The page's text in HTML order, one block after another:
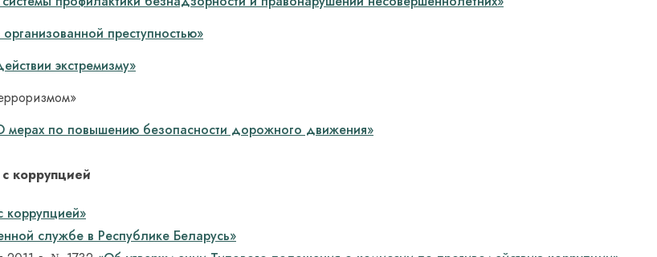
преступностью»
экстремизму»
мерах по повышению безопасности дорожного движения»
коррупцией
службе в Республике Беларусь»